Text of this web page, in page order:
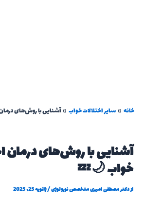
خانه سایر اختلالات خواب آشنایی با روش‌های
آشنایی با روش‌های درمان
خواب 🌙💤
ازدکتر مصطفی امیری متخصص نورولوژی/ژانویه 25, 2025